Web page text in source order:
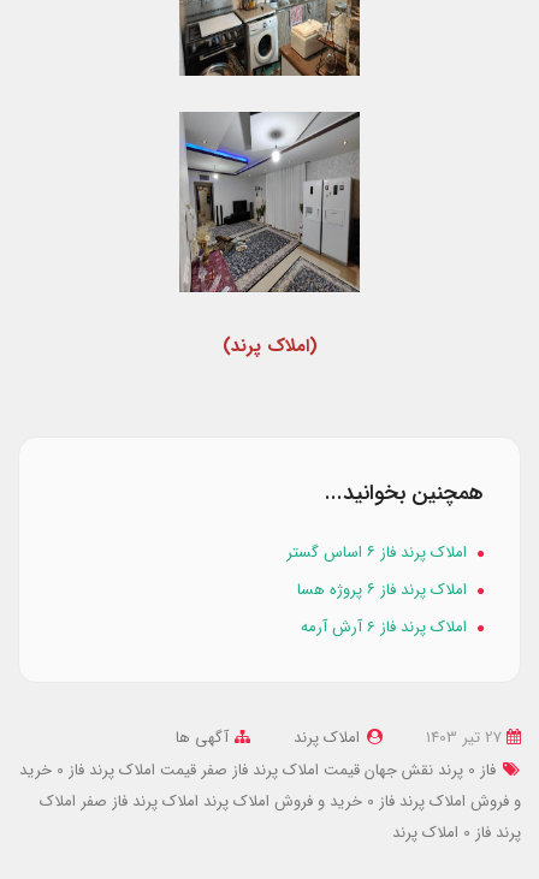
(املاک پرند)
همچنین بخوانید...
املاک پرند فاز ۶ اساس گستر
املاک پرند فاز ۶ پروژه هسا
املاک پرند فاز 6 آرش آرمه
املاک پرند
آگهی ها
فاز 0 پرند نقش جهان
قیمت املاک پرند فاز صفر قیمت املاک پرند فاز 0
خرید
و فروش املاک پرند فاز 0
خرید و فروش املاک پرند املاک پرند فاز صفر املاک
پرند فاز 0
املاک پرند